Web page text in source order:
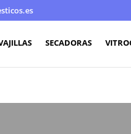
SECADORAS